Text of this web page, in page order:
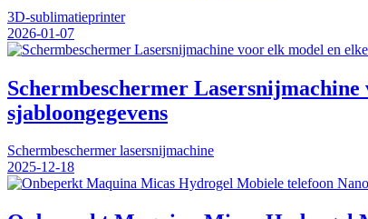
3D-sublimatieprinter
2026-01-07
Schermbeschermer
sjabloongegevens
Schermbeschermer lasersnijmachine
2025-12-18